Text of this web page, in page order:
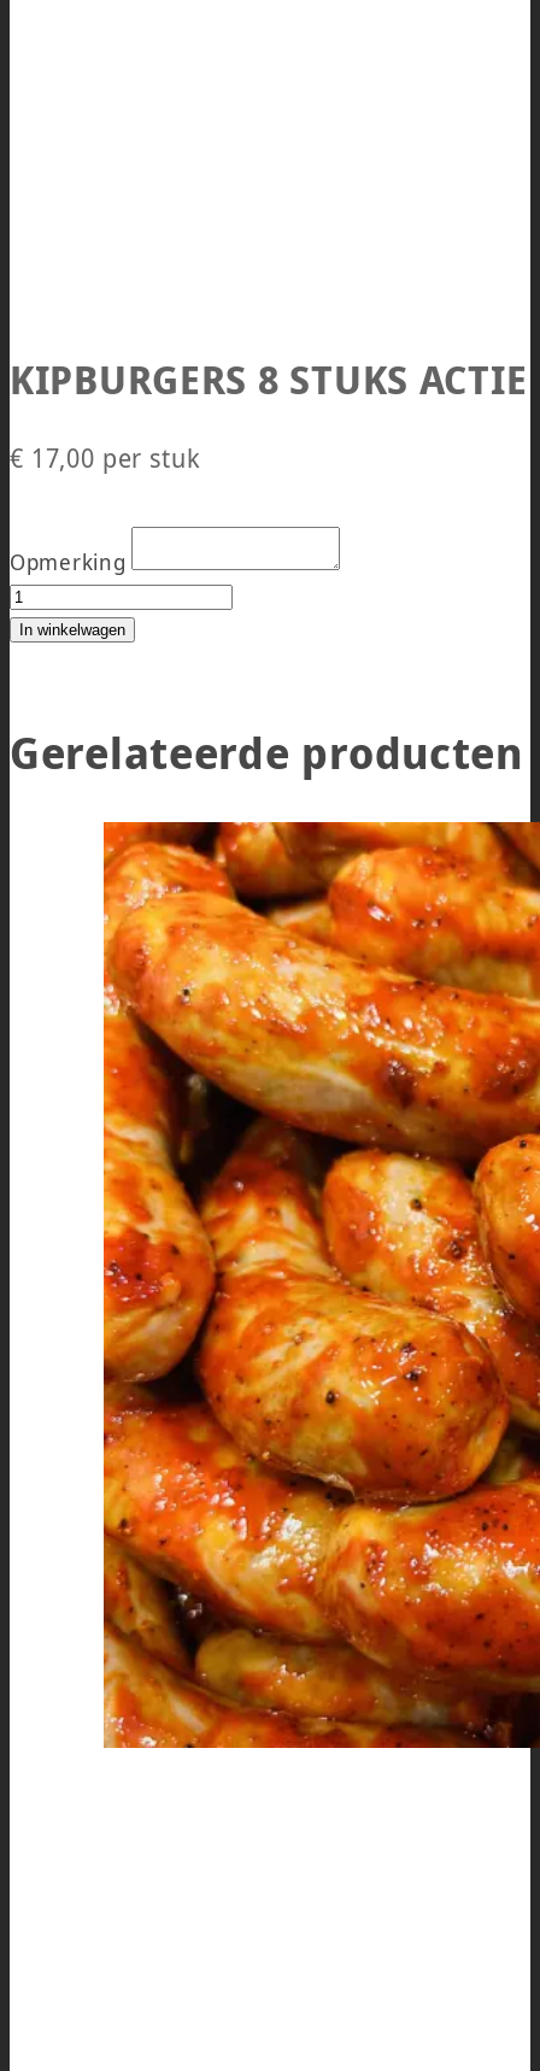
KIPBURGERS 8 STUKS ACTIE
€ 17,00 per stuk
Opmerking
KIPBURGERS 8 STUKS ACTIE aantal
In winkelwagen
Gerelateerde producten